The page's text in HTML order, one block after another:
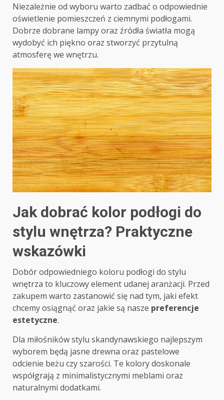
Niezależnie od wyboru warto zadbać o odpowiednie
oświetlenie pomieszczeń z ciemnymi podłogami.
Dobrze dobrane lampy oraz źródła światła mogą
wydobyć ich piękno oraz stworzyć przytulną
atmosferę we wnętrzu.
Jak dobrać kolor podłogi do
stylu wnętrza? Praktyczne
wskazówki
Dobór odpowiedniego koloru podłogi do stylu
wnętrza to kluczowy element udanej aranżacji. Przed
zakupem warto zastanowić się nad tym, jaki efekt
chcemy osiągnąć oraz jakie są nasze preferencje
estetyczne.
Dla miłośników stylu skandynawskiego najlepszym
wyborem będą jasne drewna oraz pastelowe
odcienie beżu czy szarości. Te kolory doskonale
współgrają z minimalistycznymi meblami oraz
naturalnymi dodatkami.